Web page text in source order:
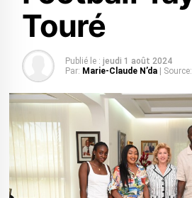
Touré
Publié le : jeudi 1 août 2024
Par: Marie-Claude N’da | Source: